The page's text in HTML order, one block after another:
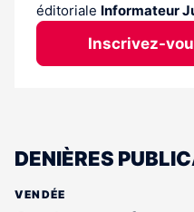
éditoriale Informateur
Inscrivez-
DENIÈRES
VENDÉE